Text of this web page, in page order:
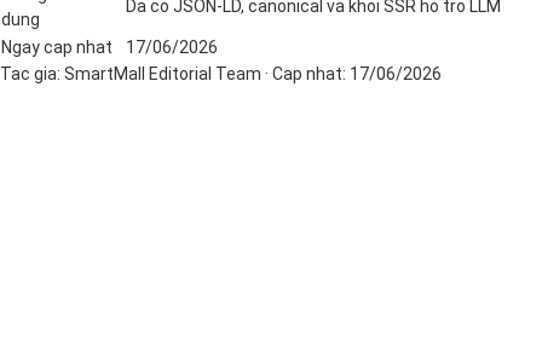
dung
Da co JSON-LD, canonical va khoi SSR ho tro LLM
Ngay cap nhat
17/06/2026
Tac gia: SmartMall Editorial Team · Cap nhat: 17/06/2026